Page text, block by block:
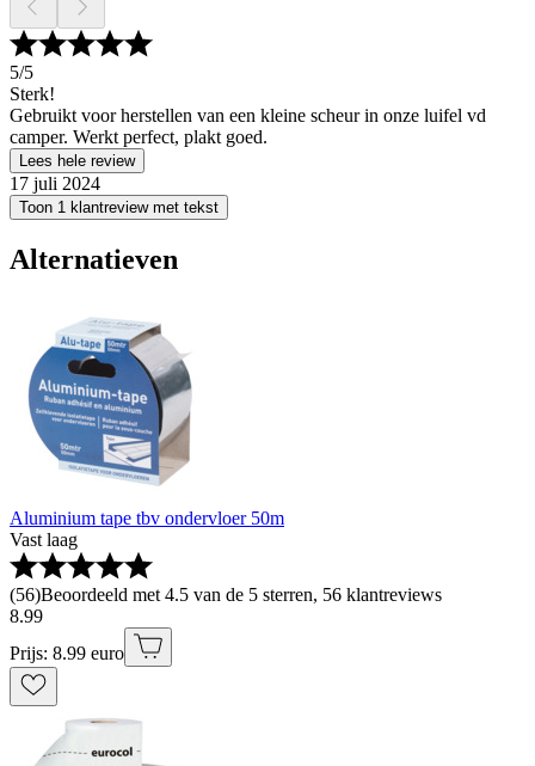
5/5
Sterk!
Gebruikt voor herstellen van een kleine scheur in onze luifel vd
camper. Werkt perfect, plakt goed.
Lees hele review
17 juli 2024
Toon 1 klantreview met tekst
Alternatieven
Aluminium tape tbv ondervloer 50m
Vast laag
(56)Beoordeeld met 4.5 van de 5 sterren, 56 klantreviews
8.99
Prijs: 8.99 euro